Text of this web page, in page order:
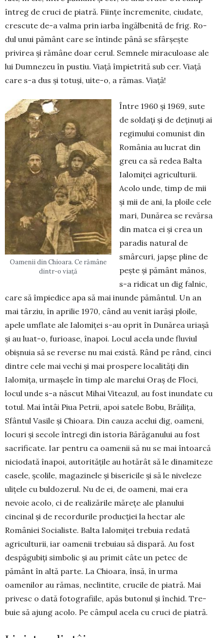
întreg de cruci de piatră. Ființe încre­me­nite, ciudate,
crescute de-a valma prin iarba îngălbenită de frig. Ro­
dul unui pământ care se întinde până se sfârșește
privirea și ră­mâne doar cerul. Semnele mira­cu­loa­se ale
lui Dumnezeu în pus­tiu. Viață împietrită sub cer. Viață
care s-a dus și totuși, uite-o, a ră­mas. Viață!
Oamenii din Chioara. Ce rămâne
dintr-o viață
Între 1960 și 1969, sute
de soldați și de deținuți ai
regimului comunist din
România au lucrat din
greu ca să redea Balta
Ialo­miței agriculturii.
Acolo unde, timp de mii
și mii de ani, la ploile cele
mari, Dunărea se revărsa
din matca ei și crea un
paradis natural de
smârcuri, japșe pline de
pește și pământ mănos,
s-a ridicat un dig falnic,
care să împiedice apa să mai inunde pământul. Un an
mai târziu, în aprilie 1970, când au venit iarăși ploile,
apele umflate ale Ialomiței s-au oprit în Dunărea uriașă
și au luat-o, furioase, înapoi. Locul acela unde fluviul
obișnuia să se reverse nu mai există. Rând pe rând, cinci
dintre cele mai vechi și mai prospere lo­calități din
Ialomița, urmașele în timp ale marelui Oraș de Floci,
locul unde s-a născut Mihai Vitea­zul, au fost inundate cu
totul. Mai întâi Piua Petrii, apoi satele Bobu, Brăilița,
Sfântul Vasile și Chioara. Din cauza acelui dig, oameni,
locuri și secole întregi din istoria Bărăga­nului au fost
sacrificate. Iar pentru ca oamenii să nu se mai întoarcă
niciodată înapoi, autoritățile au ho­tă­rât să le dinamiteze
casele, școlile, maga­zinele și bisericile și să le niveleze
ulițele cu buldozerul. Nu de ei, de oameni, mai era
nevoie acolo, ci de realizările mărețe ale planului
cincinal și de recordurile pro­ducției la hectar ale
României Socia­liste. Balta Ialomiței trebuia redată
agriculturii, iar oamenii trebuiau să dispară. Au fost
despăgubiți simbolic și au primit câte un petec de
pământ în altă parte. La Chioara, însă, în urma
oamenilor au rămas, neclin­tite, crucile de piatră. Mai
privesc o dată fotografiile, apăs butonul și închid. Tre­
buie să ajung acolo. Pe câmpul acela cu cruci de piatră.